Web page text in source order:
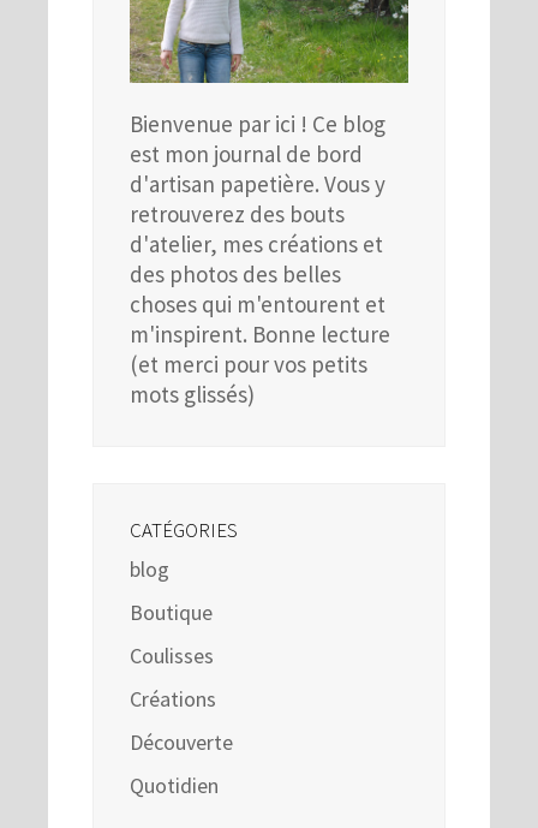
Bienvenue par ici ! Ce blog
est mon journal de bord
d'artisan papetière. Vous y
retrouverez des bouts
d'atelier, mes créations et
des photos des belles
choses qui m'entourent et
m'inspirent. Bonne lecture
(et merci pour vos petits
mots glissés)
CATÉGORIES
blog
Boutique
Coulisses
Créations
Découverte
Quotidien